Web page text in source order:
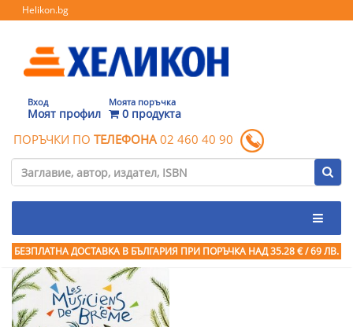
Helikon.bg
Вход
Моят профил
Моята поръчка
0 продукта
ПОРЪЧКИ ПО ТЕЛЕФОНА 02 460 40 90
БЕЗПЛАТНА ДОСТАВКА В БЪЛГАРИЯ ПРИ ПОРЪЧКА НАД 35.28 € / 69 ЛВ.